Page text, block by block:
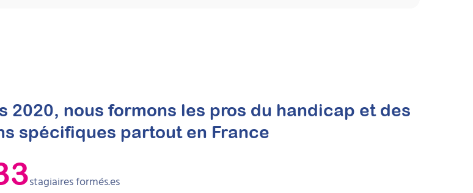
2020, nous formons les pros du handicap et des
spécifiques partout en France
stagiaires formés.es